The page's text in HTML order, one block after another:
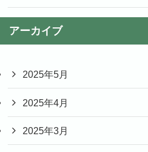
アーカイブ
2025年5月
2025年4月
2025年3月